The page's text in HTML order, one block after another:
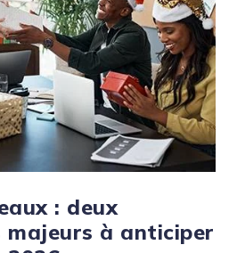
: deux
majeurs à anticiper